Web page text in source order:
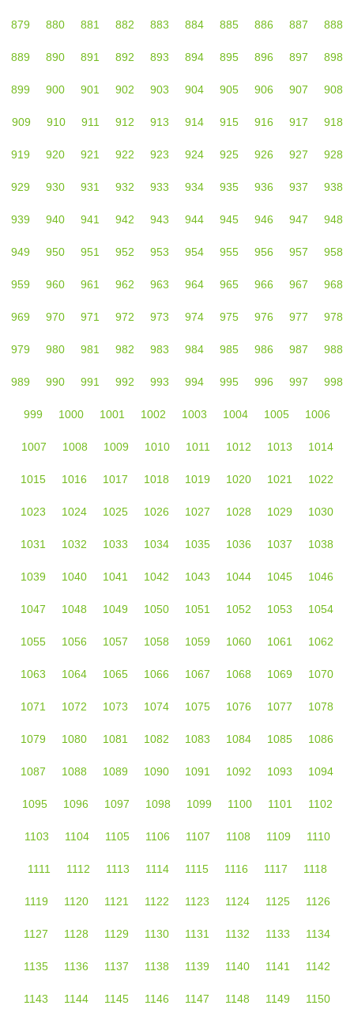
879 880 881 882 883 884 885 886 887 888
889 890 891 892 893 894 895 896 897 898
899 900 901 902 903 904 905 906 907 908
909 910 911 912 913 914 915 916 917 918
919 920 921 922 923 924 925 926 927 928
929 930 931 932 933 934 935 936 937 938
939 940 941 942 943 944 945 946 947 948
949 950 951 952 953 954 955 956 957 958
959 960 961 962 963 964 965 966 967 968
969 970 971 972 973 974 975 976 977 978
979 980 981 982 983 984 985 986 987 988
989 990 991 992 993 994 995 996 997 998
999 1000 1001 1002 1003 1004 1005 1006
1007 1008 1009 1010 1011 1012 1013 1014
1015 1016 1017 1018 1019 1020 1021 1022
1023 1024 1025 1026 1027 1028 1029 1030
1031 1032 1033 1034 1035 1036 1037 1038
1039 1040 1041 1042 1043 1044 1045 1046
1047 1048 1049 1050 1051 1052 1053 1054
1055 1056 1057 1058 1059 1060 1061 1062
1063 1064 1065 1066 1067 1068 1069 1070
1071 1072 1073 1074 1075 1076 1077 1078
1079 1080 1081 1082 1083 1084 1085 1086
1087 1088 1089 1090 1091 1092 1093 1094
1095 1096 1097 1098 1099 1100 1101 1102
1103 1104 1105 1106 1107 1108 1109 1110
1111 1112 1113 1114 1115 1116 1117 1118
1119 1120 1121 1122 1123 1124 1125 1126
1127 1128 1129 1130 1131 1132 1133 1134
1135 1136 1137 1138 1139 1140 1141 1142
1143 1144 1145 1146 1147 1148 1149 1150